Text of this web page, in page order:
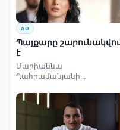
AD
Պայքարը
է
Մարիաննա
Ղահրամանյանի